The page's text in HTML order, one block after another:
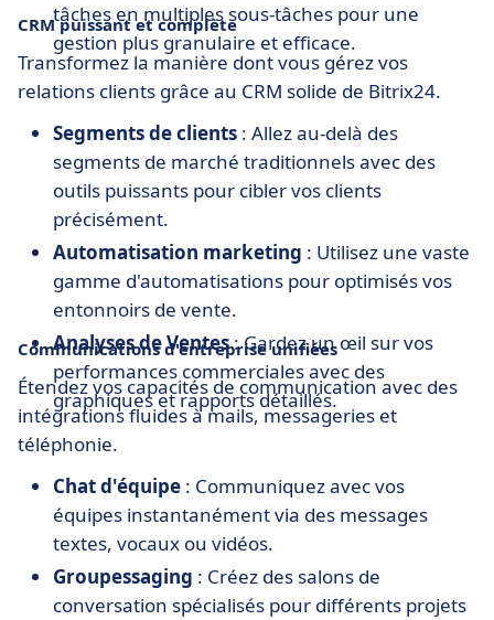
tâches en multiples sous-tâches pour une
gestion plus granulaire et efficace.
CRM puissant et complète
Transformez la manière dont vous gérez vos
relations clients grâce au CRM solide de Bitrix24.
Segments de clients : Allez au-delà des
segments de marché traditionnels avec des
outils puissants pour cibler vos clients
précisément.
Automatisation marketing : Utilisez une vaste
gamme d'automatisations pour optimisés vos
entonnoirs de vente.
Analyses de Ventes: Gardez un œil sur vos
performances commerciales avec des
graphiques et rapports détaillés.
Communications d'entreprise unifiées
Étendez vos capacités de communication avec des
intégrations fluides à mails, messageries et
téléphonie.
Chat d'équipe : Communiquez avec vos
équipes instantanément via des messages
textes, vocaux ou vidéos.
Groupessaging : Créez des salons de
conversation spécialisés pour différents projets